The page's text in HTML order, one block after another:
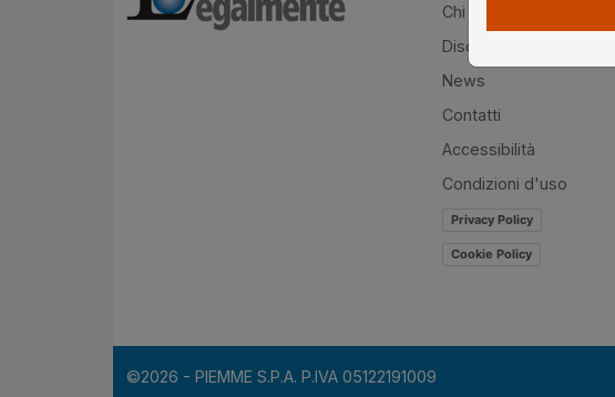
Chi siamo
Disclaimer
News
Contatti
Accessibilità
Condizioni d'uso
Privacy Policy
Cookie Policy
©2026 - PIEMME S.P.A. P.IVA 05122191009